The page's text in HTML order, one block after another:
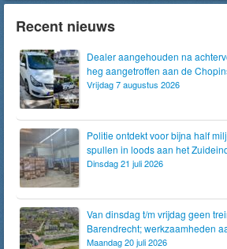
Recent nieuws
Dealer aangehouden na
heg aangetroffen aan de
Vrijdag 7 augustus 2026
Politie ontdekt voor bijna half
spullen in loods aan het
Dinsdag 21 juli 2026
Van dinsdag t/m vrijdag geen
Barendrecht; werkzaamheden
Maandag 20 juli 2026